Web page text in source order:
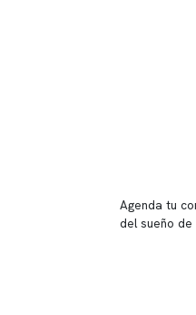
Agenda tu
del sueño